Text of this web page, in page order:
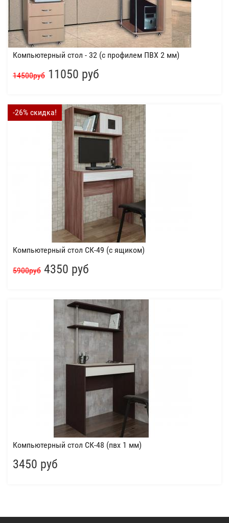
Компьютерный стол - 32 (с профилем ПВХ 2 мм)
14500руб 11050 руб
-26% скидка!
Компьютерный стол СК-49 (с ящиком)
5900руб 4350 руб
Компьютерный стол СК-48 (пвх 1 мм)
3450 руб